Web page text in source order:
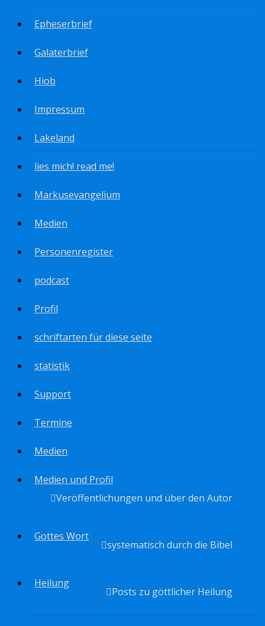
Epheserbrief
Galaterbrief
Hiob
Impressum
Lakeland
lies mich! read me!
Markusevangelium
Medien
Personenregister
podcast
Profil
schriftarten für diese seite
statistik
Support
Termine
Medien
Medien und Profil
Veröffentlichungen und über den Autor
Gottes Wort
systematisch durch die Bibel
Heilung
Posts zu göttlicher Heilung